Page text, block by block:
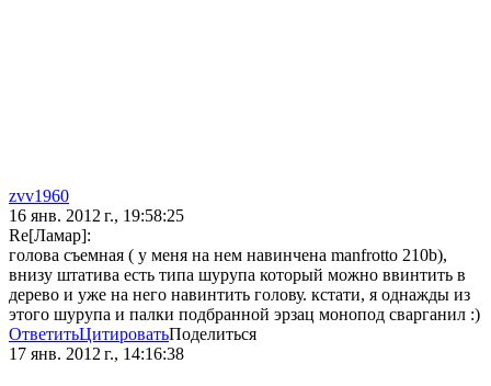
zvv1960
16 янв. 2012 г., 19:58:25
Re[Ламар]:
голова съемная ( у меня на нем навинчена manfrotto 210b),
внизу штатива есть типа шурупа который можно ввинтить в
дерево и уже на него навинтить голову. кстати, я однажды из
этого шурупа и палки подбранной эрзац монопод сварганил :)
ОтветитьЦитироватьПоделиться
17 янв. 2012 г., 14:16:38